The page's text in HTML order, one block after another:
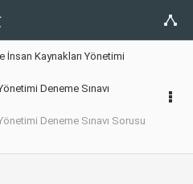
İnsan Kaynakları Yönetimi
Deneme Sınavı
Deneme Sınavı Sorusu